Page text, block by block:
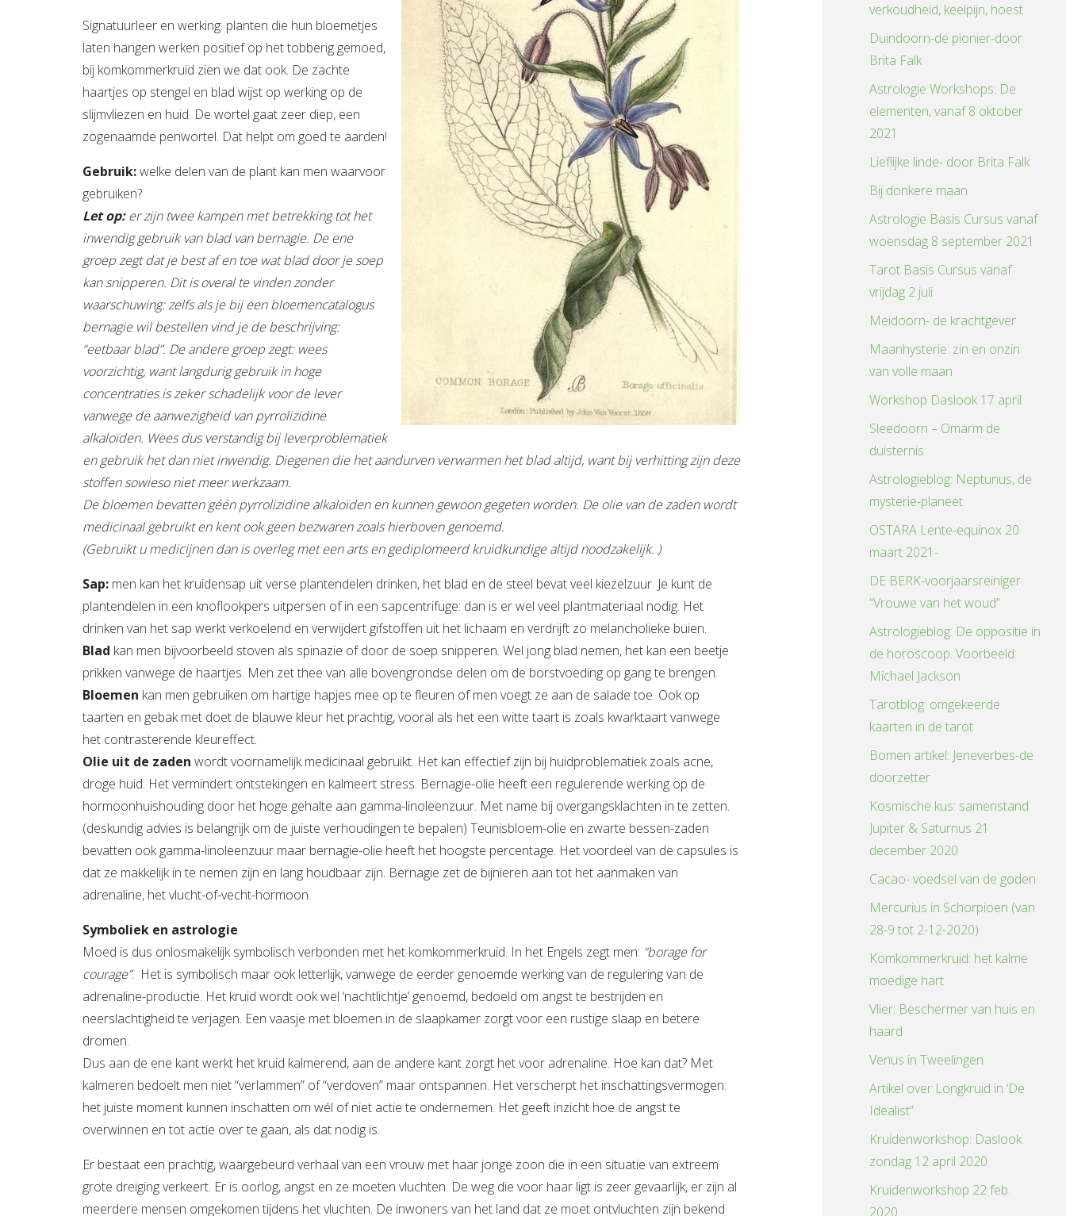
Signatuurleer en werking: planten die hun bloemetjes
laten hangen werken positief op het tobberig gemoed,
bij komkommerkruid zien we dat ook. De zachte
haartjes op stengel en blad wijst op werking op de
slijmvliezen en huid. De wortel gaat zeer diep, een
zogenaamde penwortel. Dat helpt om goed te aarden!
Gebruik:welke delen van de plant kan men waarvoor
gebruiken?
Let op:er zijn twee kampen met betrekking tot het
inwendig gebruik van blad van bernagie. De ene
groep zegt dat je best af en toe wat blad door je soep
kan snipperen. Dit is overal te vinden zonder
waarschuwing: zelfs als je bij een bloemencatalogus
bernagie wil bestellen vind je de beschrijving:
“eetbaar blad”. De andere groep zegt: wees
voorzichtig, want langdurig gebruik in hoge
concentraties is zeker schadelijk voor de lever
vanwege de aanwezigheid van pyrrolizidine
alkaloïden. Wees dus verstandig bij leverproblematiek
en gebruik het dan niet inwendig. Diegenen die het aandurven verwarmen het blad altijd, want bij verhitting zijn deze
stoffen sowieso niet meer werkzaam.
De bloemen bevatten géén pyrrolizidine alkaloïden en kunnen gewoon gegeten worden. De olie van de zaden wordt
medicinaal gebruikt en kent ook geen bezwaren zoals hierboven genoemd.
(Gebruikt u medicijnen dan is overleg met een arts en gediplomeerd kruidkundige altijd noodzakelijk. )
Sap: men kan het kruidensap uit verse plantendelen drinken, het blad en de steel bevat veel kiezelzuur. Je kunt de
plantendelen in een knoflookpers uitpersen of in een sapcentrifuge: dan is er wel veel plantmateriaal nodig. Het
drinken van het sap werkt verkoelend en verwijdert gifstoffen uit het lichaam en verdrijft zo melancholieke buien.
Blad kan men bijvoorbeeld stoven als spinazie of door de soep snipperen. Wel jong blad nemen, het kan een beetje
prikken vanwege de haartjes. Men zet thee van alle bovengrondse delen om de borstvoeding op gang te brengen.
Bloemen kan men gebruiken om hartige hapjes mee op te fleuren of men voegt ze aan de salade toe. Ook op
taarten en gebak met doet de blauwe kleur het prachtig, vooral als het een witte taart is zoals kwarktaart vanwege
het contrasterende kleureffect.
Olie uit de zaden wordt voornamelijk medicinaal gebruikt. Het kan effectief zijn bij huidproblematiek zoals acne,
droge huid. Het vermindert ontstekingen en kalmeert stress. Bernagie-olie heeft een regulerende werking op de
hormoonhuishouding door het hoge gehalte aan gamma-linoleenzuur. Met name bij overgangsklachten in te zetten.
(deskundig advies is belangrijk om de juiste verhoudingen te bepalen) Teunisbloem-olie en zwarte bessen-zaden
bevatten ook gamma-linoleenzuur maar bernagie-olie heeft het hoogste percentage. Het voordeel van de capsules is
dat ze makkelijk in te nemen zijn en lang houdbaar zijn. Bernagie zet de bijnieren aan tot het aanmaken van
adrenaline, het vlucht-of-vecht-hormoon.
Symboliek en astrologie
Moed is dus onlosmakelijk symbolisch verbonden met het komkommerkruid. In het Engels zegt men: ”borage for
courage”. Het is symbolisch maar ook letterlijk, vanwege de eerder genoemde werking van de regulering van de
adrenaline-productie. Het kruid wordt ook wel ‘nachtlichtje’ genoemd, bedoeld om angst te bestrijden en
neerslachtigheid te verjagen. Een vaasje met bloemen in de slaapkamer zorgt voor een rustige slaap en betere
dromen.
Dus aan de ene kant werkt het kruid kalmerend, aan de andere kant zorgt het voor adrenaline. Hoe kan dat? Met
kalmeren bedoelt men niet “verlammen” of “verdoven” maar ontspannen. Het verscherpt het inschattingsvermogen:
het juiste moment kunnen inschatten om wél of niet actie te ondernemen. Het geeft inzicht hoe de angst te
overwinnen en tot actie over te gaan, als dat nodig is.
Er bestaat een prachtig, waargebeurd verhaal van een vrouw met haar jonge zoon die in een situatie van extreem
grote dreiging verkeert. Er is oorlog, angst en ze moeten vluchten. De weg die voor haar ligt is zeer gevaarlijk, er zijn al
meerdere mensen omgekomen tijdens het vluchten. De inwoners van het land dat ze moet ontvluchten zijn bekend
verkoudheid, keelpijn, hoest
Duindoorn-de pionier-door
Brita Falk
Astrologie Workshops: De
elementen, vanaf 8 oktober
2021
Lieflijke linde- door Brita Falk
Bij donkere maan
Astrologie Basis Cursus vanaf
woensdag 8 september 2021
Tarot Basis Cursus vanaf
vrijdag 2 juli
Meidoorn- de krachtgever
Maanhysterie: zin en onzin
van volle maan
Workshop Daslook 17 april
Sleedoorn – Omarm de
duisternis
Astrologieblog: Neptunus, de
mysterie-planeet
OSTARA Lente-equinox 20
maart 2021-
DE BERK-voorjaarsreiniger
“Vrouwe van het woud”
Astrologieblog: De oppositie in
de horoscoop. Voorbeeld:
Michael Jackson
Tarotblog: omgekeerde
kaarten in de tarot
Bomen artikel: Jeneverbes-de
doorzetter
Kosmische kus: samenstand
Jupiter & Saturnus 21
december 2020
Cacao- voedsel van de goden
Mercurius in Schorpioen (van
28-9 tot 2-12-2020)
Komkommerkruid: het kalme
moedige hart
Vlier: Beschermer van huis en
haard
Venus in Tweelingen
Artikel over Longkruid in ‘De
Idealist”
Kruidenworkshop: Daslook
zondag 12 april 2020
Kruidenworkshop 22 feb.
2020